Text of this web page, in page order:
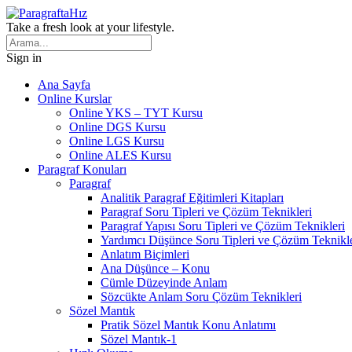
Take a fresh look at your lifestyle.
Sign in
Ana Sayfa
Online Kurslar
Online YKS – TYT Kursu
Online DGS Kursu
Online LGS Kursu
Online ALES Kursu
Paragraf Konuları
Paragraf
Analitik Paragraf Eğitimleri Kitapları
Paragraf Soru Tipleri ve Çözüm Teknikleri
Paragraf Yapısı Soru Tipleri ve Çözüm Teknikleri
Yardımcı Düşünce Soru Tipleri ve Çözüm
Anlatım Biçimleri
Ana Düşünce – Konu
Cümle Düzeyinde Anlam
Sözcükte Anlam Soru Çözüm Teknikleri
Sözel Mantık
Pratik Sözel Mantık Konu Anlatımı
Sözel Mantık-1